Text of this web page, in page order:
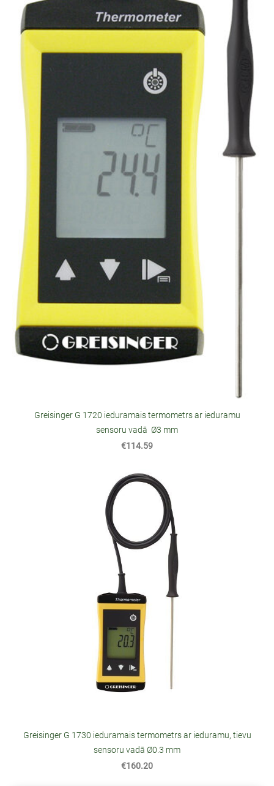
Greisinger G 1720 ieduramais termometrs ar ieduramu
sensoru vadā Ø3 mm
€114.59
Greisinger G 1730 ieduramais termometrs ar ieduramu, tievu
sensoru vadā Ø0.3 mm
€160.20